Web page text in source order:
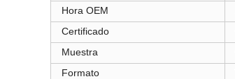
Hora OEM
Certificado
Muestra
Formato